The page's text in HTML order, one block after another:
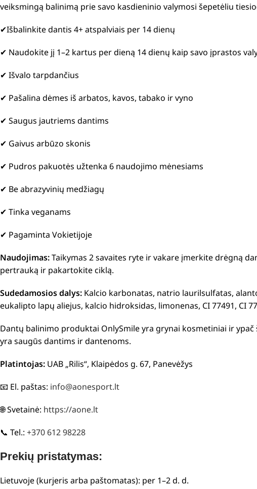
veiksmingą balinimą prie savo kasdieninio valymosi šepetėliu
✔Išbalinkite dantis 4+ atspalviais per 14 dienų
✔ Naudokite jį 1–2 kartus per dieną 14 dienų kaip savo įprastos
✔ Išvalo tarpdančius
✔ Pašalina dėmes iš arbatos, kavos, tabako ir vyno
✔ Saugus jautriems dantims
✔ Gaivus arbūzo skonis
✔ Pudros pakuotės užtenka 6 naudojimo mėnesiams
✔ Be abrazyvinių medžiagų
✔ Tinka veganams
✔ Pagaminta Vokietijoje
Naudojimas:Taikymas 2 savaites ryte ir vakare įmerkite drėgną
pertrauką ir pakartokite ciklą.
Sudedamosios dalys: Kalcio karbonatas, natrio laurilsulfatas,
eukalipto lapų aliejus, kalcio hidroksidas, limonenas, CI 77491, CI
Dantų balinimo produktai OnlySmile yra grynai kosmetiniai ir
yra saugūs dantims ir dantenoms.
Platintojas: UAB „Rilis“, Klaipėdos g. 67, Panevėžys
📧 El. paštas: info@aonesport.lt
🌐 Svetainė: https://aone.lt
📞 Tel.: +370 612 98228
Prekių pristatymas:
Lietuvoje (kurjeris arba paštomatas): per 1–2 d. d.